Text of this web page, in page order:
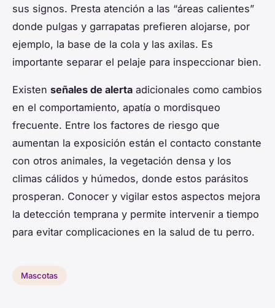
sus signos. Presta atención a las “áreas calientes”
donde pulgas y garrapatas prefieren alojarse, por
ejemplo, la base de la cola y las axilas. Es
importante separar el pelaje para inspeccionar bien.
Existen señales de alerta adicionales como cambios
en el comportamiento, apatía o mordisqueo
frecuente. Entre los factores de riesgo que
aumentan la exposición están el contacto constante
con otros animales, la vegetación densa y los
climas cálidos y húmedos, donde estos parásitos
prosperan. Conocer y vigilar estos aspectos mejora
la detección temprana y permite intervenir a tiempo
para evitar complicaciones en la salud de tu perro.
Mascotas